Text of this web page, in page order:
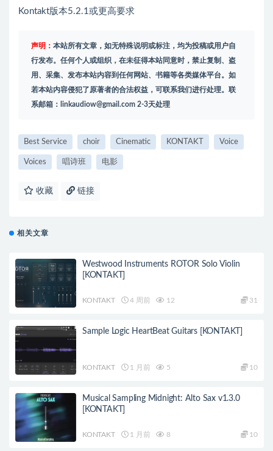
Kontakt版本5.2.1或更高要求
声明： 本站所有文章，如无特殊说明或标注，均为投稿或用户自
行发布。任何个人或组织，在未征得本站同意时，禁止复制、盗
用、采集、发布本站内容到任何网站、书籍等各类媒体平台。如
若本站内容侵犯了原著者的合法权益，可联系我们进行处理。联
系邮箱： linkaudiow@gmail.com 2-3天处理
Best Service choir Cinematic KONTAKT Voice
Voices 唱诗班 电影
收藏 链接
相关文章
Westwood Instruments ROTOR Solo Violin
[KONTAKT]
KONTAKT 4 周前 12 31
Sample Logic HeartBeat Guitars [KONTAKT]
KONTAKT 1 月前 5 10
Musical Sampling Midnight: Alto Sax v1.3.0
[KONTAKT]
KONTAKT 1 月前 8 10